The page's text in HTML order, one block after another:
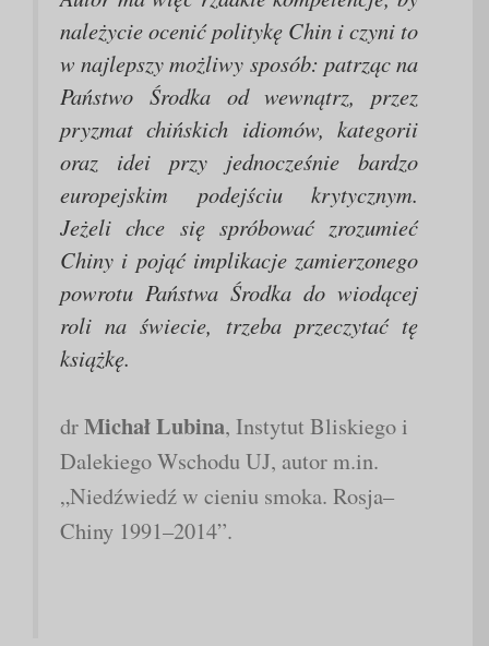
należycie ocenić politykę Chin i czyni to
w najlepszy możliwy sposób: patrząc na
Państwo Środka od wewnątrz, przez
pryzmat chińskich idiomów, kategorii
oraz idei przy jednocześnie bardzo
europejskim podejściu krytycznym.
Jeżeli chce się spróbować zrozumieć
Chiny i pojąć implikacje zamierzonego
powrotu Państwa Środka do wiodącej
roli na świecie, trzeba przeczytać tę
książkę.
drMichał Lubina, Instytut Bliskiego i
Dalekiego Wschodu UJ, autor m.in.
„Niedźwiedź w cieniu smoka. Rosja–
Chiny 1991–2014”.